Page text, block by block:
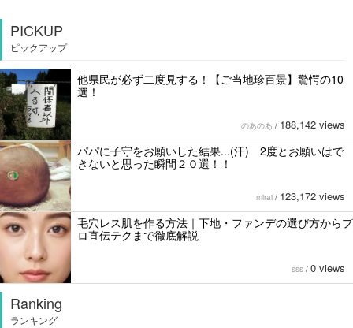
PICKUP
ピックアップ
他県民が必ず二度見する！【ご当地珍百景】驚愕の10
選！
のあのあ / 188,142 views
パパに子守をお願いした結果...(汗) 2度とお願いはで
きないと思った瞬間２０選！！
mirai / 123,172 views
毛穴レス肌を作る方法｜下地・ファンデの選び方からプ
ロ直伝テクまで徹底解説
sss / 0 views
Ranking
ランキング